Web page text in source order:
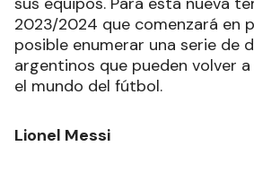
2023/2024 que comenzará en
posible enumerar una serie de
argentinos que pueden volver
el mundo del fútbol.
Lionel Messi